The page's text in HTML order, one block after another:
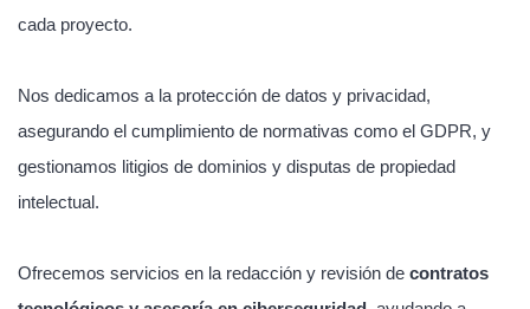
cada proyecto.
Nos dedicamos a la protección de datos y privacidad,
asegurando el cumplimiento de normativas como el GDPR, y
gestionamos litigios de dominios y disputas de propiedad
intelectual.
Ofrecemos servicios en la redacción y revisión de contratos